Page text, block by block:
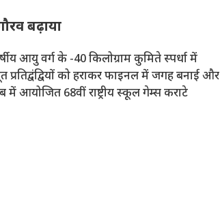
बढ़ाया
आयु वर्ग के -40 किलोग्राम कुमिते स्पर्धा में
को हराकर फाइनल में जगह बनाई और
आयोजित 68वीं राष्ट्रीय स्कूल गेम्स कराटे